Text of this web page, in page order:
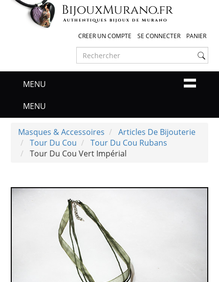
BijouxMurano.fr
Authentiques bijoux de Murano
CREER UN COMPTE SE CONNECTER PANIER
MENU
MENU
Masques & Accessoires
Articles De Bijouterie
Tour Du Cou
Tour Du Cou Rubans
Tour Du Cou Vert Impérial